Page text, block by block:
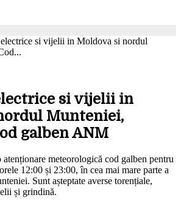
si vijelii in Moldova si nordul
si vijelii in
Munteniei,
galben ANM
meteorologică cod galben pentru
12:00 și 23:00, în cea mai mare parte a
Sunt așteptate averse torențiale,
și grindină.